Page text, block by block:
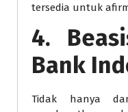
tersedia untuk
4.
Bank
Tidak hanya